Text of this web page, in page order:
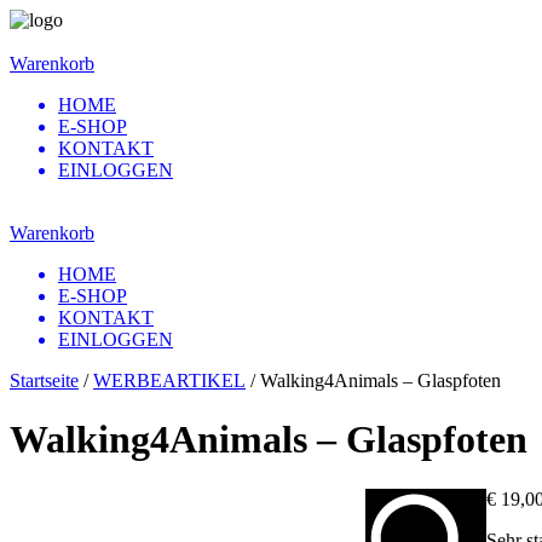
Warenkorb
HOME
E-SHOP
KONTAKT
EINLOGGEN
Warenkorb
HOME
E-SHOP
KONTAKT
EINLOGGEN
Startseite /WERBEARTIKEL / Walking4Animals – Glaspfoten
Walking4Animals – Glaspfoten
€